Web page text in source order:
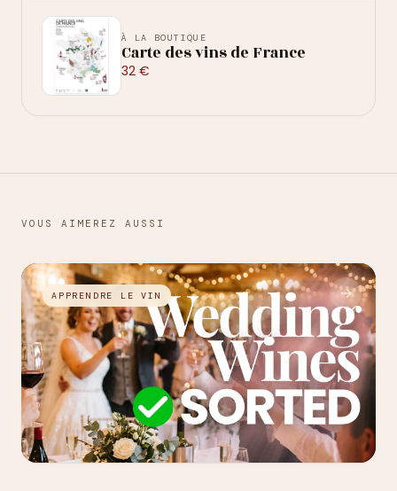
À LA BOUTIQUE
Carte des vins de France
32 €
VOUS AIMEREZ AUSSI
APPRENDRE LE VIN →